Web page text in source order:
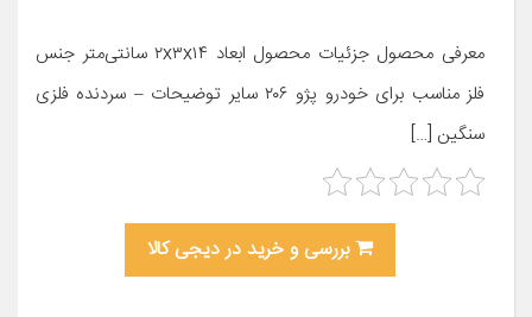
معرفی محصول جزئیات محصول ابعاد ۲x۳x۱۴ سانتی‌متر جنس
فلز مناسب برای خودرو پژو ۲۰۶ سایر توضیحات – سردنده فلزی
سنگین […]
بررسی و خرید در دیجی کالا